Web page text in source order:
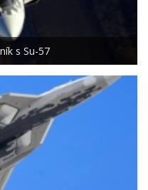
s Su-57